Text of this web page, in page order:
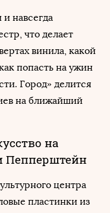
и навсегда
что делает
винила, какой
попасть на ужин
Город» делится
на ближайший
на
Пепперштейн
центра
пластинки из